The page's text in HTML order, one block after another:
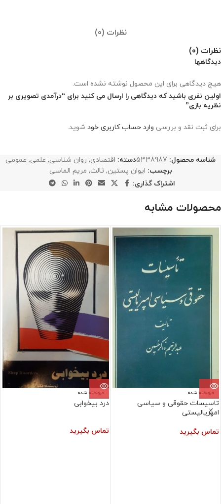
نظرات (0)
نظرات (0)
دیدگاهها
هیچ دیدگاهی برای این محصول نوشته نشده است.
اولین نفری باشید که دیدگاهی را ارسال می کنید برای “درآمدی تصویری بر
نظریه بازی”
برای ثبت نقد و بررسی وارد حساب کاربری خود شوید.
شناسه محصول: 5338987دسته: اقتصادی, روان شناسی, علمی, عمومی
برچسب: ایوان پستین, ثالث, مریم الماسی
اشتراک گذاری:
محصولات مشابه
فروخته شده
تاسیسات حقوقی و سیاسی
امپریالیستی
تماس بگیرید
فروخته شده
درد بیخوابی
تماس بگیرید